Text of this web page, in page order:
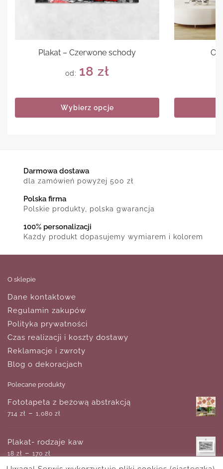
Plakat – Czerwone schody
od: 18 zł
Wybierz opcje
Darmowa dostawa
dla zamówień powyżej 500 zł
Polska firma
Polskie produkty, polska gwarancja
100% personalizacji
Każdy produkt dopasujemy wymiarem i kolorem
O sklepie
Dane kontaktowe
Regulamin zakupów
Polityka prywatności
Czas realizacji i koszty dostawy
Reklamacje i zwroty
Blog o dekoracjach
Polecane produkty
Fototapeta z beżową abstrakcją
714 zł – 1,080 zł
Plakat- rodzaje kaw
18 zł – 170 zł